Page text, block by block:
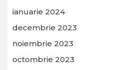
ianuarie 2024
decembrie 2023
noiembrie 2023
octombrie 2023